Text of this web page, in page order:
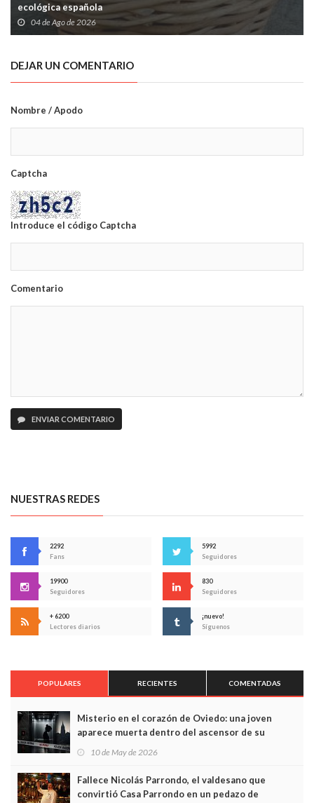
ecológica española
04 de Ago de 2026
DEJAR UN COMENTARIO
Nombre / Apodo
Captcha
Introduce el código Captcha
Comentario
ENVIAR COMENTARIO
NUESTRAS REDES
2292
Fans
5992
Seguidores
19900
Seguidores
830
Seguidores
+ 6200
Lectores diarios
¡nuevo!
Síguenos
POPULARES RECIENTES COMENTADAS
Misterio en el corazón de Oviedo: una joven
aparece muerta dentro del ascensor de su
edificio y las cámaras captan sus últimos minutos
10 de May de 2026
Fallece Nicolás Parrondo, el valdesano que
convirtió Casa Parrondo en un pedazo de